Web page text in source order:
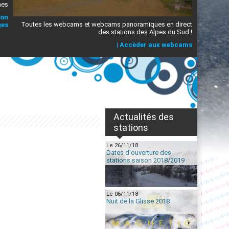
Toutes les webcams et webcams panoramiques en direct
des stations des Alpes du Sud !
| Accèder aux webcams
Actualités des
stations
Le 26/11/18
Dates d'ouverture des
stations saison 2018/2019
Le 06/11/18
Nuit de la Glisse 2018